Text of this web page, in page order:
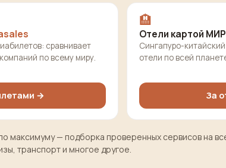
сравнивает
по всему миру.
→
🏨
Отели картой
Сингапуро-
отели по всей
За
максимуму — подборка проверенных сервисов на
транспорт и многое другое.